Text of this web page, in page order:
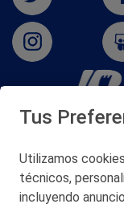
Tus
Utilizamos
técnicos,
incluyendo